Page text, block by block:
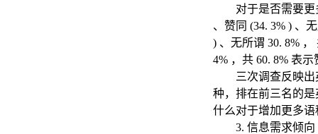
对于是否需要更
、赞同 (34. 3% ) 、
) 、无所谓 30. 8% ，
4% ，共 60. 8% 表示
三次调查反映
种，排在前三名的
什么对于增加更多
3. 信息需求倾向